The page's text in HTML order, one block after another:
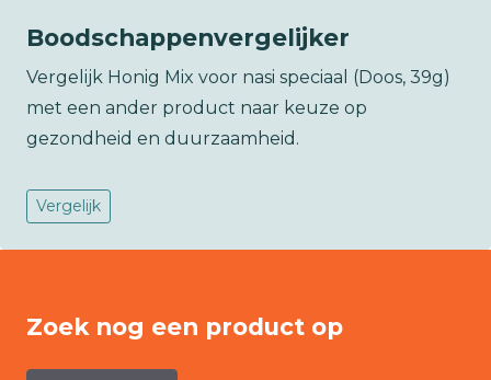
Boodschappenvergelijker
Vergelijk Honig Mix voor nasi speciaal (Doos, 39g)
met een ander product naar keuze op
gezondheid en duurzaamheid.
Vergelijk
Zoek nog een product op